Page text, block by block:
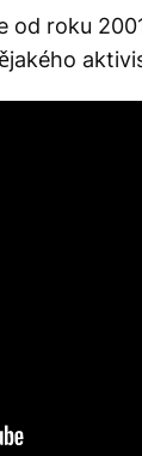
od roku